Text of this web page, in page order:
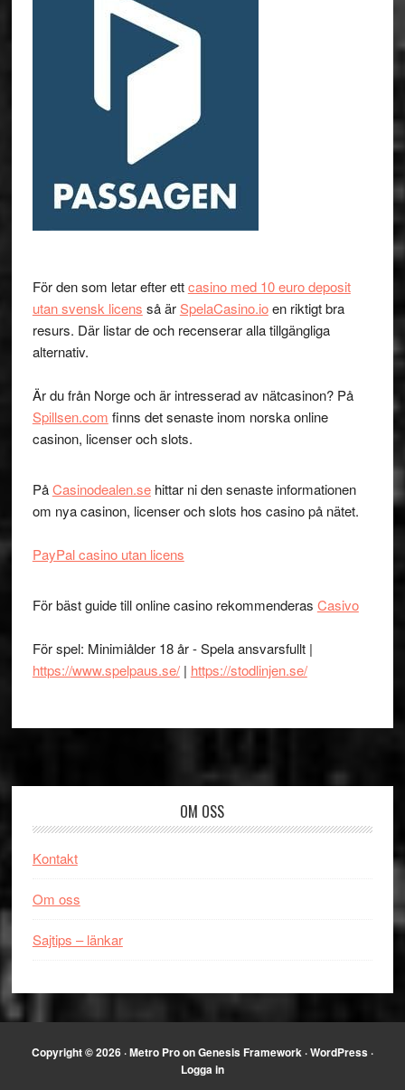
För den som letar efter ettcasino med 10 euro deposit
utan svensk licens så ärSpelaCasino.ioen riktigt bra
resurs. Där listar de och recenserar alla tillgängliga
alternativ.
Är du från Norge och är intresserad av nätcasinon? På
Spillsen.com finns det senaste inom norska online
casinon, licenser och slots.
PåCasinodealen.sehittar ni den senaste informationen
om nya casinon, licenser och slots hos casino på nätet.
PayPal casino utan licens
För bäst guide till online casino rekommenderas Casivo
För spel: Minimiålder 18 år - Spela ansvarsfullt |
https://www.spelpaus.se/| https://stodlinjen.se/
OM OSS
Kontakt
Om oss
Sajtips – länkar
Copyright © 2026 ·Metro ProonGenesis Framework ·WordPress ·
Logga in